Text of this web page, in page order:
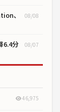
、
08/08
6.4分 08/07
46,975